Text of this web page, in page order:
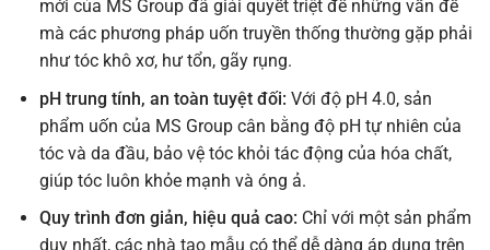
mới của MS Group đã giải quyết triệt để những vấn đề
mà các phương pháp uốn truyền thống thường gặp phải
như tóc khô xơ, hư tổn, gãy rụng.
pH trung tính, an toàn tuyệt đối: Với độ pH 4.0, sản
phẩm uốn của MS Group cân bằng độ pH tự nhiên của
tóc và da đầu, bảo vệ tóc khỏi tác động của hóa chất,
giúp tóc luôn khỏe mạnh và óng ả.
Quy trình đơn giản, hiệu quả cao: Chỉ với một sản phẩm
duy nhất, các nhà tạo mẫu có thể dễ dàng áp dụng trên